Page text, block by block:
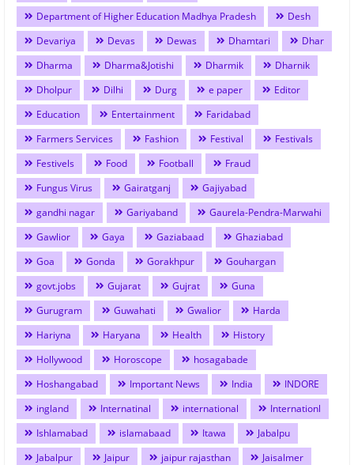
Department of Higher Education Madhya Pradesh
Desh
Devariya
Devas Dewas Dhamtari
Dhar
Dharma
Dharma&Jotishi Dharmik
Dharnik
Dholpur
Dilhi Durg e paper
Editor
Education
Entertainment
Faridabad
Farmers Services
Fashion Festival
Festivals
Festivels
Food Football
Fraud
Fungus Virus
Gairatganj
Gajiyabad
gandhi nagar
Gariyaband
Gaurela-Pendra-Marwahi
Gawlior
Gaya Gaziabaad
Ghaziabad
Goa
Gonda Gorakhpur
Gouhargan
govt.jobs
Gujarat Gujrat
Guna
Gurugram
Guwahati Gwalior
Harda
Hariyna
Haryana Health
History
Hollywood
Horoscope
hosagabade
Hoshangabad
Important News India
INDORE
ingland
Internatinal international
Internationl
Ishlamabad
islamabaad Itawa
Jabalpu
Jabalpur
Jaipur jaipur rajasthan
Jaisalmer